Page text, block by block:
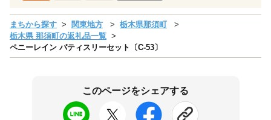
まちから探す 関東地方
栃木県那須町
栃木県 那須町の返礼品一覧
ペニーレイン パティスリーセット〔C-53〕
このページをシェアする